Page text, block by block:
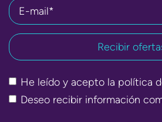
E-mail*
He leído y acepto la política
Deseo recibir información